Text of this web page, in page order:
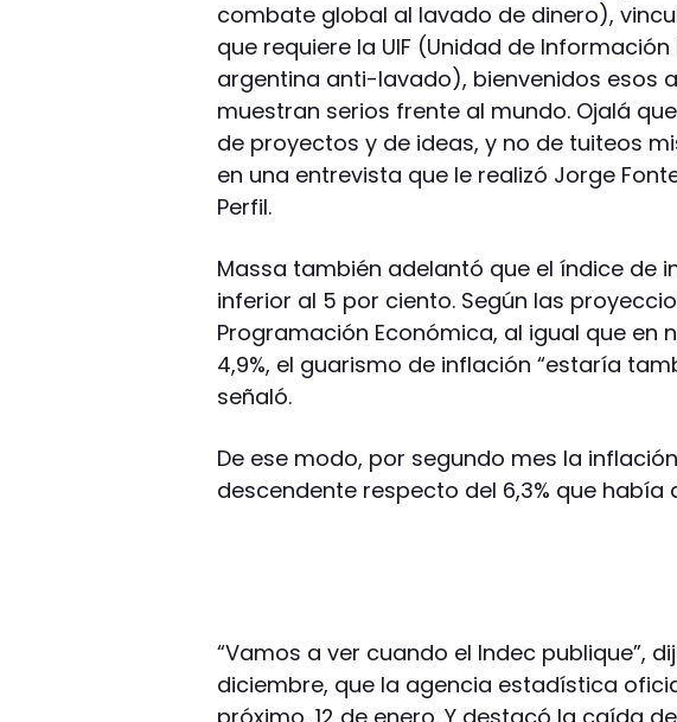
combate global al lavado de dinero),
que requiere la UIF (Unidad de
argentina anti-lavado), bienvenidos esos
muestran serios frente al mundo. Ojalá
de proyectos y de ideas, y no de tuiteos
en una entrevista que le realizó Jorge
Perfil.
Massa también adelantó que el índice de
inferior al 5 por ciento. Según las
Programación Económica, al igual que en
4,9%, el guarismo de inflación “estaría
señaló.
De ese modo, por segundo mes la
descendente respecto del 6,3% que
“Vamos a ver cuando el Indec publique”,
diciembre, que la agencia estadística